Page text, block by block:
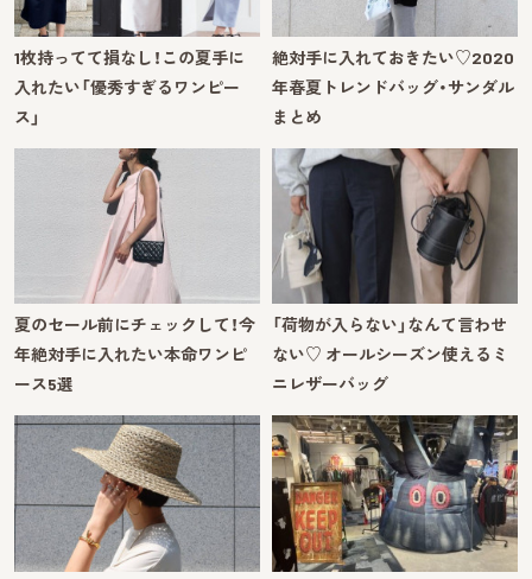
1枚持ってて損なし！この夏手に
入れたい「優秀すぎるワンピー
ス」
絶対手に入れておきたい♡2020
年春夏トレンドバッグ・サンダル
まとめ
夏のセール前にチェックして！今
年絶対手に入れたい本命ワンピ
ース5選
「荷物が入らない」なんて言わせ
ない♡ オールシーズン使えるミ
ニレザーバッグ